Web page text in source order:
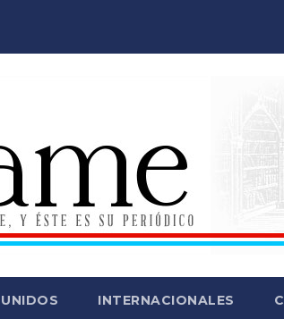
INTERNACIONALES